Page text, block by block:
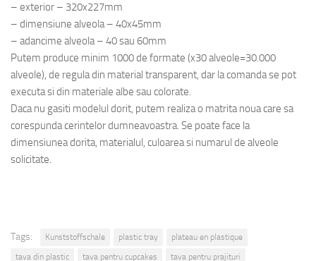
– exterior – 320x227mm
– dimensiune alveola – 40x45mm
– adancime alveola – 40 sau 60mm
Putem produce minim 1000 de formate (x30 alveole=30.000
alveole), de regula din material transparent, dar la comanda se pot
executa si din materiale albe sau colorate.
Daca nu gasiti modelul dorit, putem realiza o matrita noua care sa
corespunda cerintelor dumneavoastra. Se poate face la
dimensiunea dorita, materialul, culoarea si numarul de alveole
solicitate.
Tags: Kunststoffschale plastic tray
plateau en plastique
tava din plastic
tava pentru cupcakes tava pentru prajituri